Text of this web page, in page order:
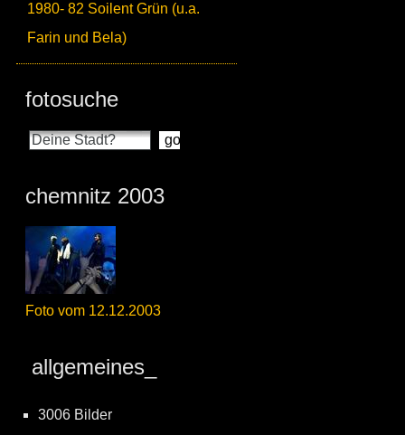
1980- 82 Soilent Grün (u.a.
Farin und Bela)
fotosuche
chemnitz 2003
Foto vom 12.12.2003
allgemeines_
3006 Bilder